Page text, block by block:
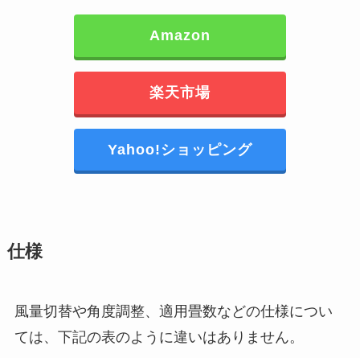
Amazon
楽天市場
Yahoo!ショッピング
仕様
風量切替や角度調整、適用畳数などの仕様につい
ては、下記の表のように違いはありません。